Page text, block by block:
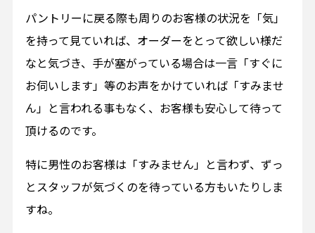
パントリーに戻る際も周りのお客様の状況を「気」
を持って見ていれば、オーダーをとって欲しい様だ
なと気づき、手が塞がっている場合は一言「すぐに
お伺いします」等のお声をかけていれば「すみませ
ん」と言われる事もなく、お客様も安心して待って
頂けるのです。
特に男性のお客様は「すみません」と言わず、ずっ
とスタッフが気づくのを待っている方もいたりしま
すね。